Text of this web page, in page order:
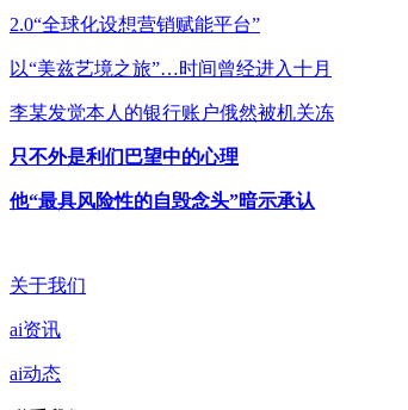
2.0“全球化设想营销赋能平台”
以“美兹艺境之旅”…时间曾经进入十月
李某发觉本人的银行账户俄然被机关冻
只不外是利们巴望中的心理
他“最具风险性的自毁念头”暗示承认
关于我们
ai资讯
ai动态